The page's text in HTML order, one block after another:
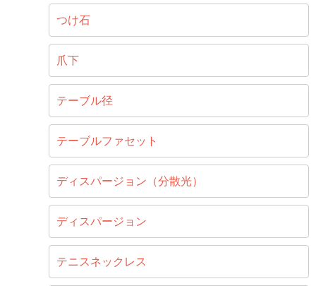
つけ石
爪下
テーブル径
テーブルファセット
ディスパージョン（分散光）
ディスパージョン
テニスネックレス